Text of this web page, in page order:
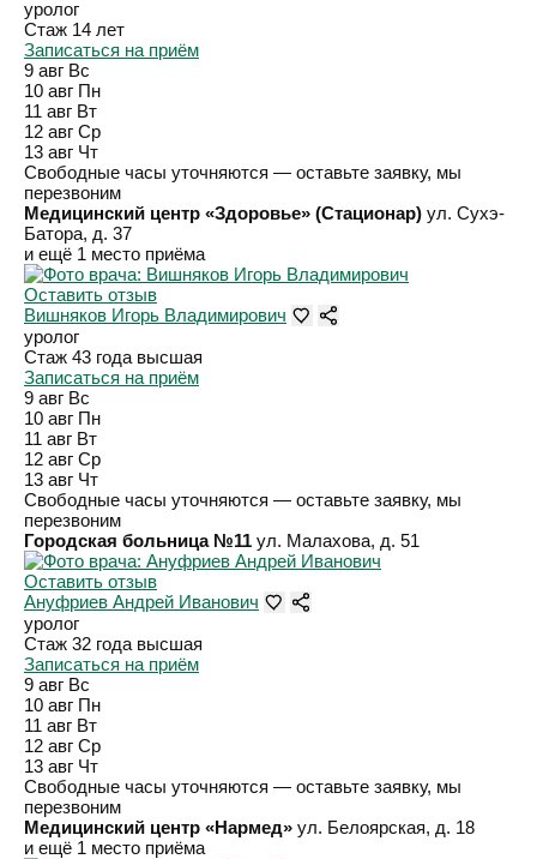
уролог
Стаж 14 лет
Записаться на приём
9 авг Вс
10 авг Пн
11 авг Вт
12 авг Ср
13 авг Чт
Свободные часы уточняются — оставьте заявку, мы
перезвоним
Медицинский центр «Здоровье» (Стационар) ул. Сухэ-
Батора, д. 37
и ещё 1 место приёма
Оставить отзыв
Вишняков Игорь Владимирович
уролог
Стаж 43 года высшая
Записаться на приём
9 авг Вс
10 авг Пн
11 авг Вт
12 авг Ср
13 авг Чт
Свободные часы уточняются — оставьте заявку, мы
перезвоним
Городская больница №11 ул. Малахова, д. 51
Оставить отзыв
Ануфриев Андрей Иванович
уролог
Стаж 32 года высшая
Записаться на приём
9 авг Вс
10 авг Пн
11 авг Вт
12 авг Ср
13 авг Чт
Свободные часы уточняются — оставьте заявку, мы
перезвоним
Медицинский центр «Нармед» ул. Белоярская, д. 18
и ещё 1 место приёма